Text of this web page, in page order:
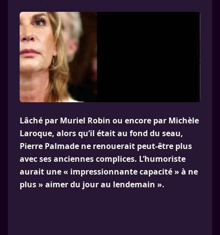
Lâché par Muriel Robin ou encore par Michèle
Laroque, alors qu’il était au fond du seau,
Pierre Palmade ne renouerait peut-être plus
avec ses anciennes complices. L’humoriste
aurait une « impressionnante capacité » à ne
plus » aimer du jour au lendemain ».